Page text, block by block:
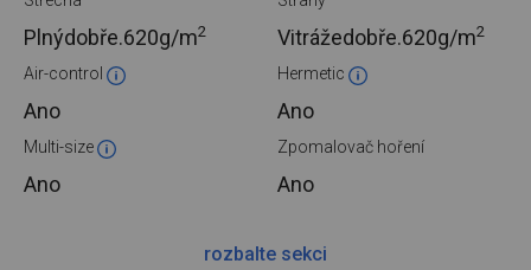
Plnýdobře.620g/m2 Vitrážedobře.620g/m2
Air-control
Ano
Hermetic
Ano
Multi-size
Ano
Zpomalovač hoření
Ano
rozbalte sekci